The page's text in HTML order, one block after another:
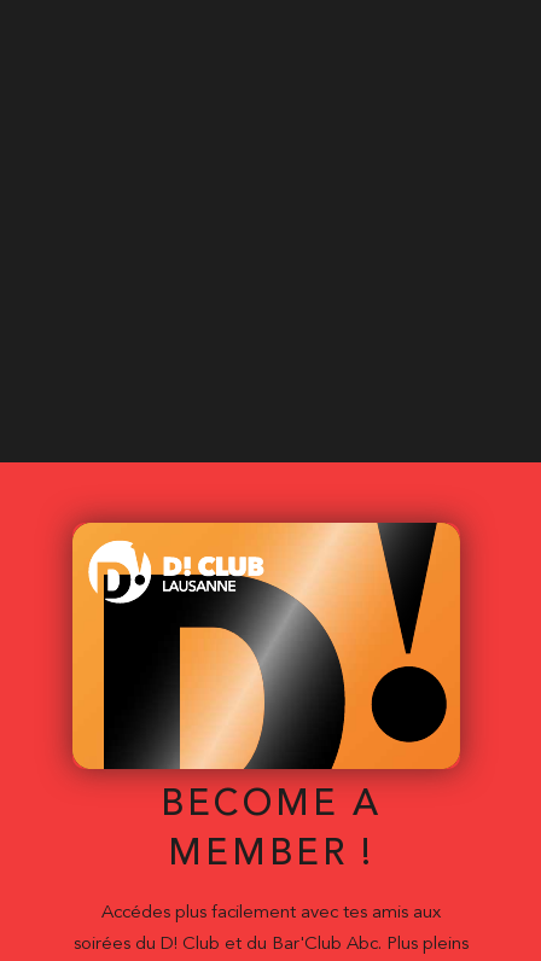
BECOME A
MEMBER !
Accédes plus facilement avec tes amis aux
soirées du D! Club et du Bar'Club Abc. Plus pleins